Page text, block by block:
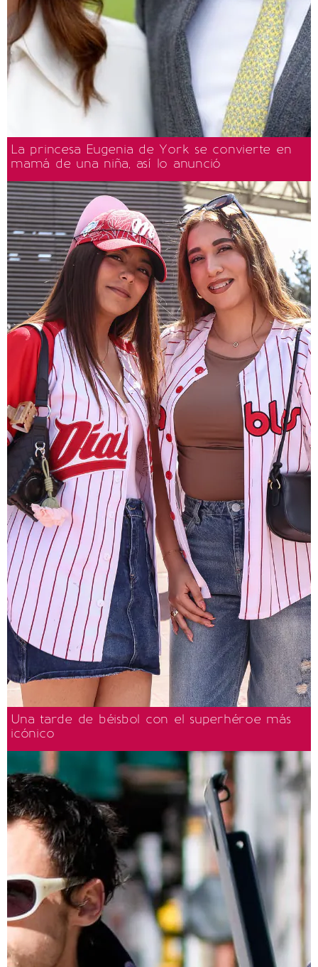
La princesa Eugenia de York se convierte en
mamá de una niña, así lo anunció
Una tarde de béisbol con el superhéroe más
icónico